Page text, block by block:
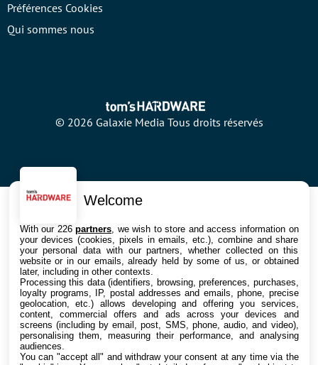
Préférences Cookies
Qui sommes nous
© 2026 Galaxie Media Tous droits réservés
Welcome
With our 226partners , we wish to store and access information on
your devices (cookies, pixels in emails, etc.), combine and share
your personal data with our partners, whether collected on this
website or in our emails, already held by some of us, or obtained
later, including in other contexts.
Processing this data (identifiers, browsing, preferences, purchases,
loyalty programs, IP, postal addresses and emails, phone, precise
geolocation, etc.) allows developing and offering you services,
content, commercial offers and ads across your devices and
screens (including by email, post, SMS, phone, audio, and video),
personalising them, measuring their performance, and analysing
audiences.
You can "accept all" and withdraw your consent at any time via the